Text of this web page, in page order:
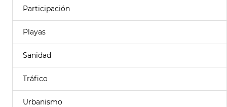
Participación
Playas
Sanidad
Tráfico
Urbanismo